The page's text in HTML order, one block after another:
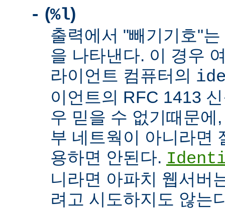
- (%l)
출력에서 "빼기기호"
을 나타낸다. 이 경우
라이언트 컴퓨터의
이언트의 RFC 1413
우 믿을 수 없기때문에
부 네트웍이 아니라면
용하면 안된다.
니라면 아파치 웹서버
려고 시도하지도 않는